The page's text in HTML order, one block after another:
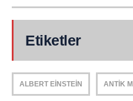
Etiketler
ALBERT EINSTEIN ANTIK